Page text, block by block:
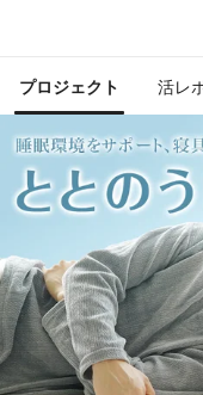
プロジェクト 活レ